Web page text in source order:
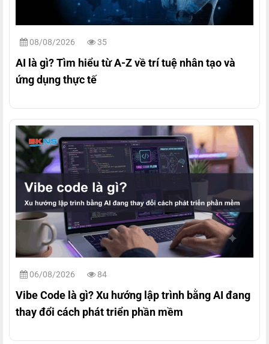
08/08/2026 35
AI là gì? Tìm hiểu từ A-Z về trí tuệ nhân tạo và
ứng dụng thực tế
06/08/2026 84
Vibe Code là gì? Xu hướng lập trình bằng AI đang
thay đổi cách phát triển phần mềm